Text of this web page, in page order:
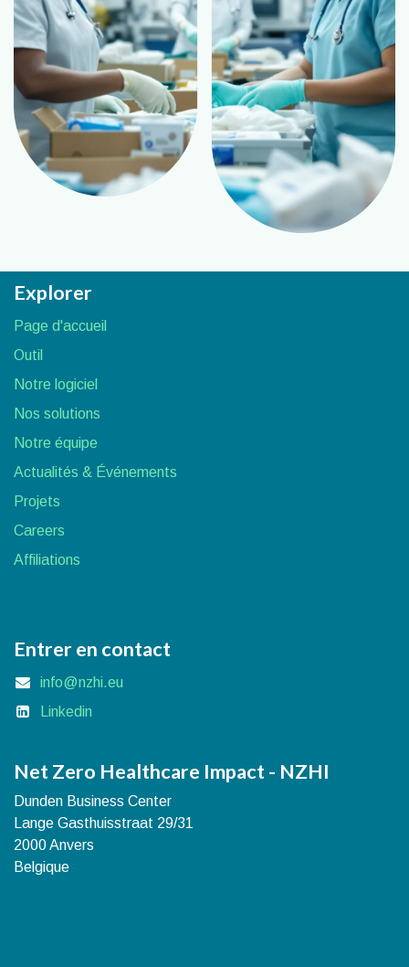
Explorer
Page d'accueil
Outil
Notre logiciel
Nos solutions
Notre équipe
Actualités & Événements
Projets
Careers
Affiliations
Entrer en contact
info@nzhi.eu
Linkedin
Net Zero Healthcare Impact - NZHI
Dunden Business Center
Lange Gasthuisstraat 29/31
2000 Anvers
Belgique